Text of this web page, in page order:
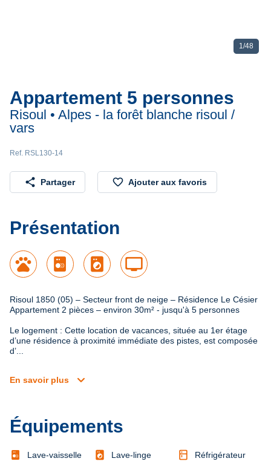
1/48
Appartement 5 personnes
Risoul • Alpes - la forêt blanche risoul /
vars
Ref. RSL130-14
share Partager favorite_border Ajouter aux favoris
Présentation
pets local_laundry_service tv
Risoul 1850 (05) – Secteur front de neige – Résidence Le Césier
Appartement 2 pièces – environ 30m² - jusqu'à 5 personnes
Le logement : Cette location de vacances, située au 1er étage
d’une résidence à proximité immédiate des pistes, est composée
d’...
En savoir plus expand_more
Équipements
Lave-vaisselle local_laundry_service Lave-linge kitchen Réfrigérateur